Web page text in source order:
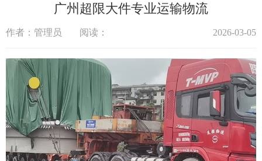
广州超限大件专业运输物流
作者：管理员 阅读： 2026-03-05